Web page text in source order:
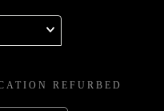
REFURBED